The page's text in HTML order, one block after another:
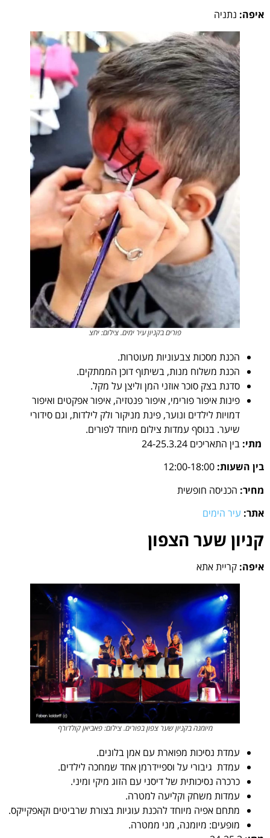
איפה: נתניה
פורים בקניון עיר ימים. צילום: יחצ
הכנת מסכות צבעוניות מעוטרות.
הכנת משלוח מנות, בשיתוף דוכן הממתקים.
סדנת בצק סוכר אוזני המן וליצן על מקל.
פינות איפור פורימי, איפור פנטזיה, איפור אפקטים ואיפור
דמויות לילדים ונוער, פינת מניקור ולק לילדות, וגם סידורי
שיער. בנוסף עמדות צילום מיוחד לפורים.
מתי: בין התאריכים 24-25.3.24
בין השעות:
מחיר: הכניסה חופשית
אתר: עיר הימים
קניון שער הצפון
איפה: קריית אתא
מיומנה בקניון שער צפון בפורים. צילום: פאביאן קולדורף
עמדת נסיכות מפוארת עם אמן בלונים.
עמדת גיבורי על וספיידרמן אחד שמחכה לילדים.
כרכרה נסיכותית של דיסני עם הזוג מיקי ומיני.
עמדות משחק וקליעה למטרה.
מתחם אפיה מיוחד להכנת עוגיות בצורת שרביטים וקאפקייקס.
מופעים: מיומנה, מני ממטרה.